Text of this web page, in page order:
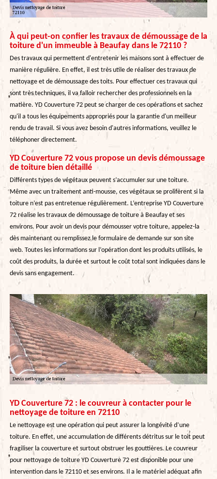
À qui peut-on confier les travaux de démoussage de la
toiture d'un immeuble à Beaufay dans le 72110 ?
Des travaux qui permettent d'entretenir les maisons sont à effectuer de
manière régulière. En effet, il est très utile de réaliser des travaux de
nettoyage et de démoussage des toits. Pour effectuer ces travaux qui
sont très techniques, il va falloir rechercher des professionnels en la
matière. YD Couverture 72 peut se charger de ces opérations et sachez
qu'il a tous les équipements appropriés pour la garantie d'un meilleur
rendu de travail. Si vous avez besoin d'autres informations, veuillez le
téléphoner directement.
YD Couverture 72 vous propose un devis démoussage
de toiture bien détaillé
Différents types de végétaux peuvent s’accumuler sur une toiture.
Même avec un traitement anti-mousse, ces végétaux se prolifèrent si la
toiture n’est pas entretenue régulièrement. L’entreprise YD Couverture
72 réalise les travaux de démoussage de toiture à Beaufay et ses
environs. Pour avoir un devis pour démousser votre toiture, appelez-la
dès maintenant ou remplissez le formulaire de demande sur son site
web. Toutes les informations sur l’opération dont les produits utilisés, le
coût des produits, la durée et surtout le coût total sont indiquées dans le
devis sans engagement.
YD Couverture 72 : le couvreur à contacter pour le
nettoyage de toiture en 72110
Le nettoyage est une opération qui peut assurer la longévité d’une
toiture. En effet, une accumulation de différents détritus sur le toit peut
fragiliser la couverture et surtout obstruer les gouttières. Le couvreur
pour nettoyage de toiture YD Couverture 72 est disponible pour une
intervention dans le 72110 et ses environs. Il a le matériel adéquat afin